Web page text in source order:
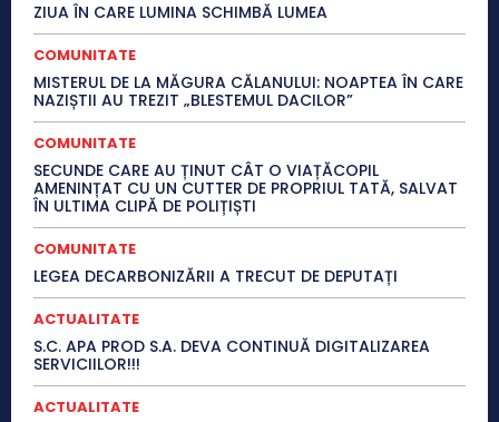
ZIUA ÎN CARE LUMINA SCHIMBĂ LUMEA
COMUNITATE
MISTERUL DE LA MĂGURA CĂLANULUI: NOAPTEA ÎN CARE
NAZIȘTII AU TREZIT „BLESTEMUL DACILOR”
COMUNITATE
SECUNDE CARE AU ȚINUT CÂT O VIAȚĂCOPIL
AMENINȚAT CU UN CUTTER DE PROPRIUL TATĂ, SALVAT
ÎN ULTIMA CLIPĂ DE POLIȚIȘTI
COMUNITATE
LEGEA DECARBONIZĂRII A TRECUT DE DEPUTAȚI
ACTUALITATE
S.C. APA PROD S.A. DEVA CONTINUĂ DIGITALIZAREA
SERVICIILOR!!!
ACTUALITATE